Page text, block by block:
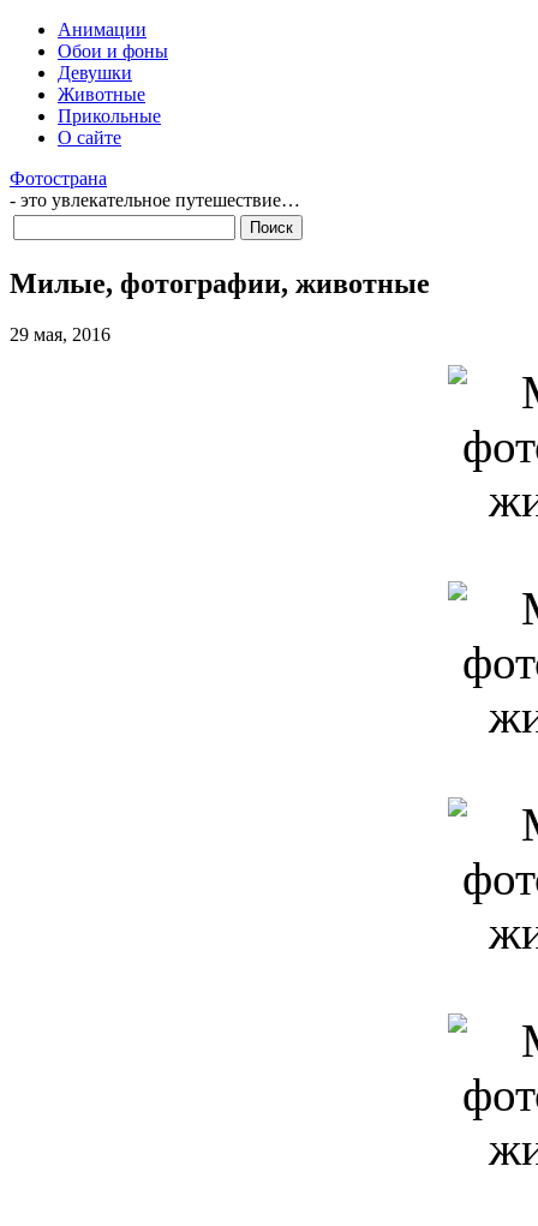
Анимации
Обои и фоны
Девушки
Животные
Прикольные
О сайте
Фотострана
- это увлекательное путешествие…
Милые, фотографии, животные
29 мая, 2016